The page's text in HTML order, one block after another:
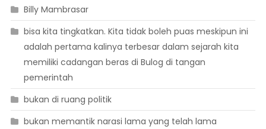
Billy Mambrasar
bisa kita tingkatkan. Kita tidak boleh puas meskipun ini
adalah pertama kalinya terbesar dalam sejarah kita
memiliki cadangan beras di Bulog di tangan
pemerintah
bukan di ruang politik
bukan memantik narasi lama yang telah lama